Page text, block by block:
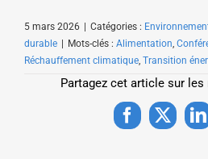
5 mars 2026 | Catégories :
durable | Mots-clés : Alimentation
Réchauffement climatique Transition
Partagez cet article sur les
Facebook
X